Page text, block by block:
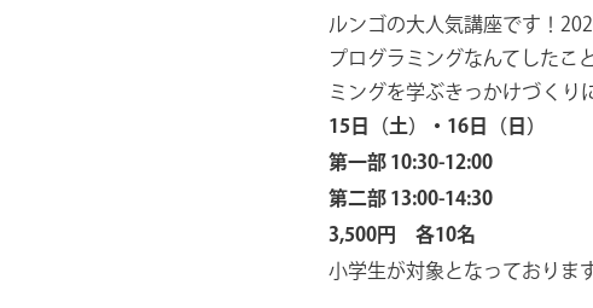
ルンゴの大人気講座です！
プログラミングなんてしたこ
ミングを学ぶきっかけづくり
15日（土）・16日（日）
第一部 10:30-12:00
第二部 13:00-14:30
3,500円 各10名
小学生が対象となっておりま